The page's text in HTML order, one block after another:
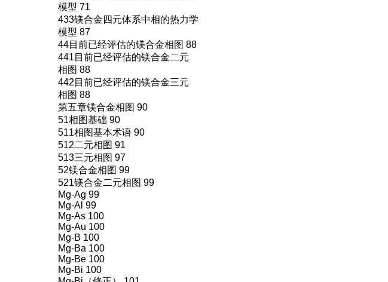
模型 71
433镁合金四元体系中相的热力学
模型 87
44目前已经评估的镁合金相图 88
441目前已经评估的镁合金二元
相图 88
442目前已经评估的镁合金三元
相图 88
第五章镁合金相图 90
51相图基础 90
511相图基本术语 90
512二元相图 91
513三元相图 97
52镁合金相图 99
521镁合金二元相图 99
Mg-Ag 99
Mg-Al 99
Mg-As 100
Mg-Au 100
Mg-B 100
Mg-Ba 100
Mg-Be 100
Mg-Bi 100